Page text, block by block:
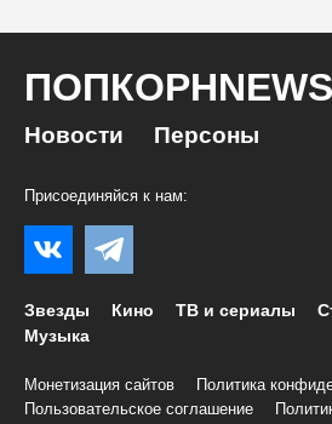
ПОПКОРНNEWS
Новости Персоны
Присоединяйся к нам:
Звезды Кино ТВ и сериалы
Музыка
Монетизация сайтов
Политика
Пользовательское соглашение